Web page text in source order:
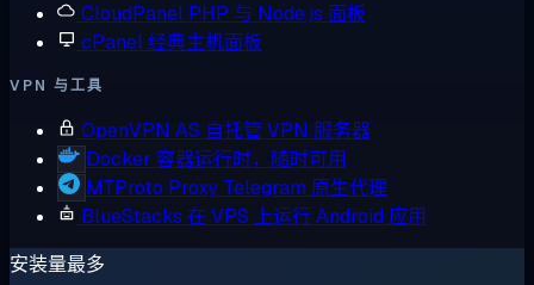
CloudPanel PHP 与 Node.js 面板
cPanel经典主机面板
VPN 与工具
OpenVPN AS 自托管 VPN 服务器
Docker 容器运行时，随时可用
MTProto Proxy Telegram 原生代理
BlueStacks 在 VPS 上运行 Android 应用
安装量最多